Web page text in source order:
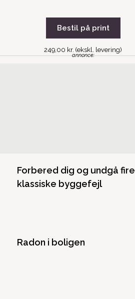
Bestil på print
249,00 kr. (ekskl. levering)
Forbered dig og undgå fire
klassiske byggefejl
Radon i boligen